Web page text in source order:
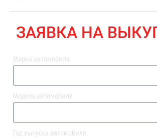
ЗАЯВКА НА
Марка автомобиля
Модель автомобиля
Год выпуска автомобиля